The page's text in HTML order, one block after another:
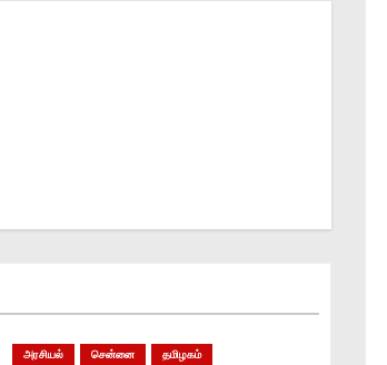
அரசியல் சென்னை தமிழகம்